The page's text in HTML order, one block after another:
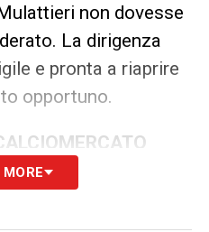
non dovesse
La dirigenza
e pronta a riaprire
opportuno.